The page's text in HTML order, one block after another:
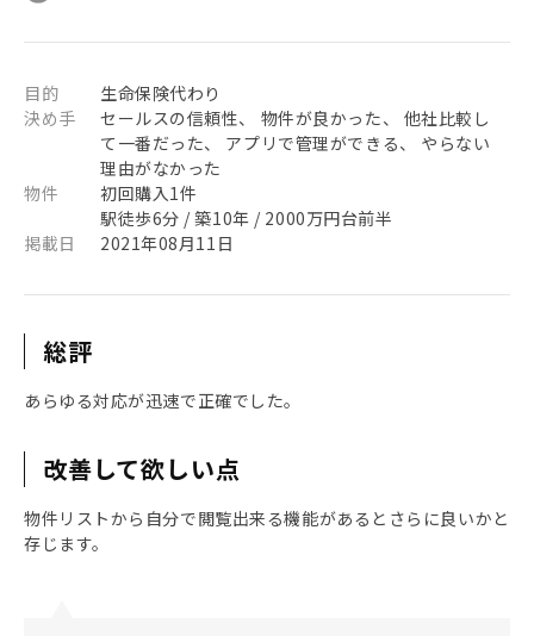
目的
生命保険代わり
決め手
セールスの信頼性、 物件が良かった、 他社比較し
て一番だった、 アプリで管理ができる、 やらない
理由がなかった
物件
初回購入1件
駅徒歩6分 / 築10年 / 2000万円台前半
掲載日
2021年08月11日
総評
あらゆる対応が迅速で正確でした。
改善して欲しい点
物件リストから自分で閲覧出来る機能があるとさらに良いかと
存じます。